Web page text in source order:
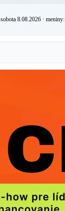
sobota 8.08.2026 · meniny: